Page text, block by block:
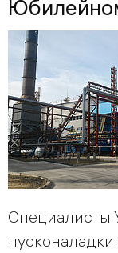
Специалисты